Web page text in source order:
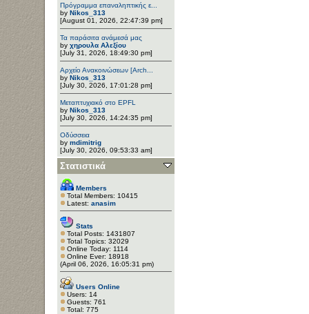
Πρόγραμμα επαναληπτικής ε...
by Nikos_313
[August 01, 2026, 22:47:39 pm]
Τα παράσιτα ανάμεσά μας
by χηρουλα Αλεξίου
[July 31, 2026, 18:49:30 pm]
Αρχείο Ανακοινώσεων [Arch...
by Nikos_313
[July 30, 2026, 17:01:28 pm]
Μεταπτυχιακό στο EPFL
by Nikos_313
[July 30, 2026, 14:24:35 pm]
Οδύσσεια
by mdimitrig
[July 30, 2026, 09:53:33 am]
Στατιστικά
Members
Total Members: 10415
Latest: anasim
Stats
Total Posts: 1431807
Total Topics: 32029
Online Today: 1114
Online Ever: 18918
(April 06, 2026, 16:05:31 pm)
Users Online
Users: 14
Guests: 761
Total: 775